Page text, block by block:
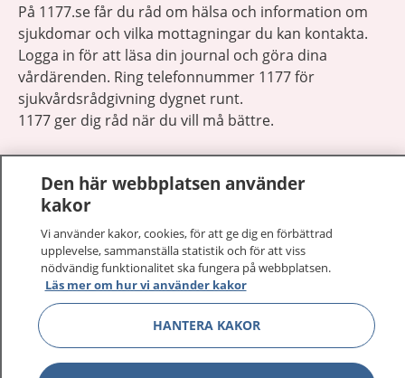
På 1177.se får du råd om hälsa och information om
sjukdomar och vilka mottagningar du kan kontakta.
Logga in för att läsa din journal och göra dina
vårdärenden. Ring telefonnummer 1177 för
sjukvårdsrådgivning dygnet runt.
1177 ger dig råd när du vill må bättre.
1177 på flera språk
Om 1177
Kontakt Visa
Den här webbplatsen använder
kakor
Vi använder kakor, cookies, för att ge dig en förbättrad
upplevelse, sammanställa statistik och för att viss
nödvändig funktionalitet ska fungera på webbplatsen.
Läs mer om hur vi använder kakor
HANTERA KAKOR